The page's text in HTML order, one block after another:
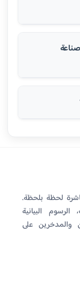
عيار 24 في صناعة
لحظة بلحظة.
البيانية
والمدخرين على